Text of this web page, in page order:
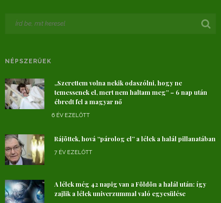
NÉPSZERŰEK
„Szerettem volna nekik odaszólni, hogy ne
temessenek el, mert nem haltam meg” – 6 nap után
ébredt fel a magyar nő
6 ÉV EZELŐTT
Rájöttek, hová “párolog el” a lélek a halál pillanatában
7 ÉV EZELŐTT
A lélek még 42 napig van a Földön a halál után: így
zajlik a lélek univerzummal való egyesülése